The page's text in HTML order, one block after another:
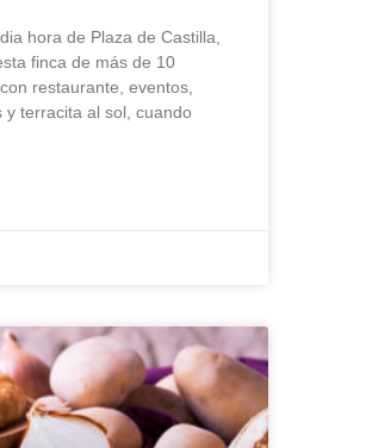
hora de Plaza de Castilla,
finca de más de 10
restaurante, eventos,
y terracita al sol, cuando